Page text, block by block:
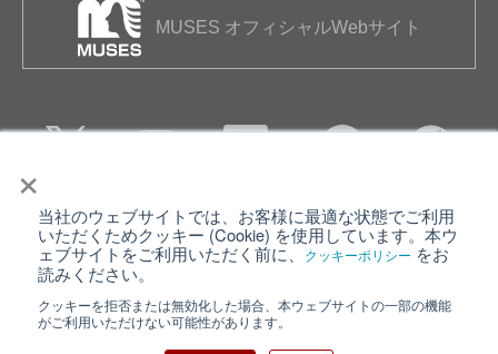
×
当社のウェブサイトでは、お客様に最適な状態でご利用
いただくためクッキー (Cookie) を使用しています。本ウ
ェブサイトをご利用いただく前に、
クッキーポリシー をお
読みください。
クッキーを拒否または無効化した場合、本ウェブサイトの一部の機能
がご利用いただけない可能性があります。
MUSES オフィシャルWebサイト
個人情報保護について ウェブサイト利用規約
クッキーポリシー
日清紡ホールディングス